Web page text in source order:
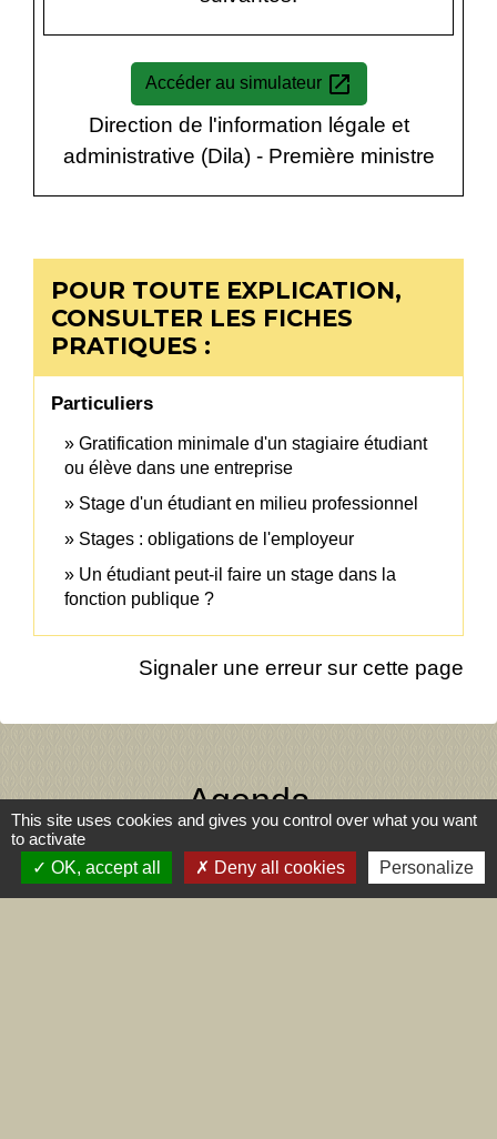
Accéder au simulateur open_in_new
Direction de l'information légale et
administrative (Dila) - Première ministre
POUR TOUTE EXPLICATION,
CONSULTER LES FICHES
PRATIQUES :
Particuliers
Gratification minimale d'un stagiaire étudiant
ou élève dans une entreprise
Stage d'un étudiant en milieu professionnel
Stages : obligations de l'employeur
Un étudiant peut-il faire un stage dans la
fonction publique ?
Signaler une erreur sur cette page
Agenda
This site uses cookies and gives you control over what you want
to activate
OK, accept all
Deny all cookies Personalize